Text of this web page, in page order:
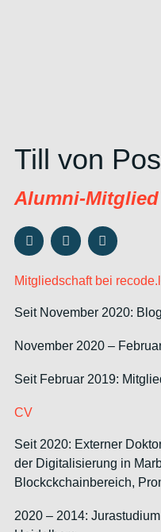
Till von
Alumni-Mitglied
Mitgliedschaft bei
Seit November 2020:
November 2020 –
Seit Februar 2019:
CV
Seit 2020: Externer
der Digitalisierung in
Blockckchainbereich,
2020 – 2014: